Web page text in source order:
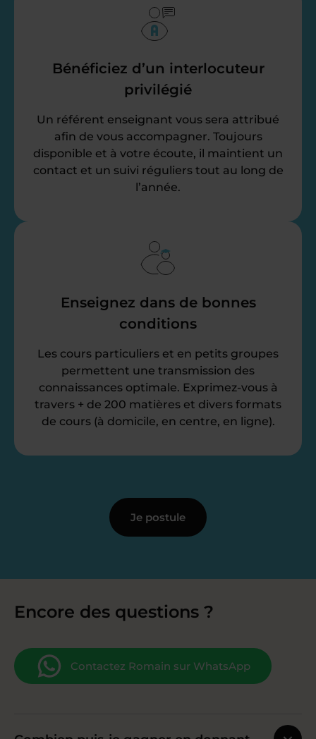
Bénéficiez d’un interlocuteur
privilégié
Un référent enseignant vous sera attribué
afin de vous accompagner. Toujours
disponible et à votre écoute, il maintient un
contact et un suivi réguliers tout au long de
l’année.
Enseignez dans de bonnes
conditions
Les cours particuliers et en petits groupes
permettent une transmission des
connaissances optimale. Exprimez-vous à
travers + de 200 matières et divers formats
de cours (à domicile, en centre, en ligne).
Je postule
Encore des questions ?
Contactez Romain sur WhatsApp